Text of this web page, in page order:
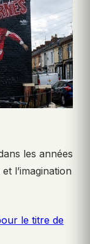
les années
l’imagination
le titre de